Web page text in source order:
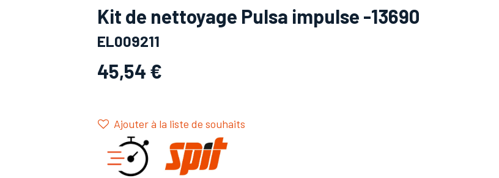
Kit de nettoyage Pulsa impulse -13690
EL009211
45,54 €
Ajouter à la liste de souhaits